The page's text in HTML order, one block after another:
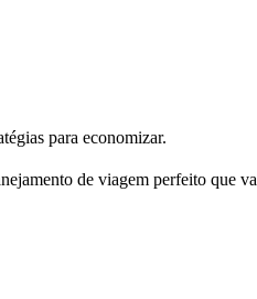
para economizar.
de viagem perfeito que